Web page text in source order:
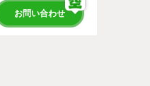
お問い合わせ